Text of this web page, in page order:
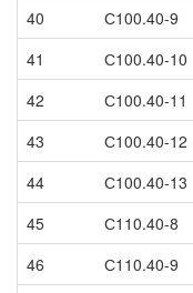
40
С100.40-9
41
С100.40-10
42
С100.40-11
43
С100.40-12
44
С100.40-13
45
С110.40-8
46
С110.40-9